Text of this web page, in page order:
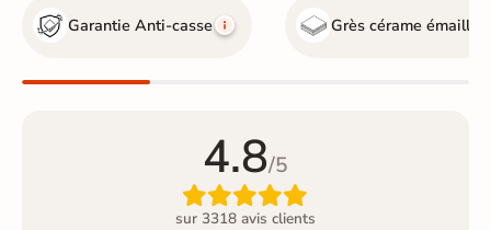
Garantie Anti-casse Grès cérame émaillé
4.8/5

sur 3318 avis clients